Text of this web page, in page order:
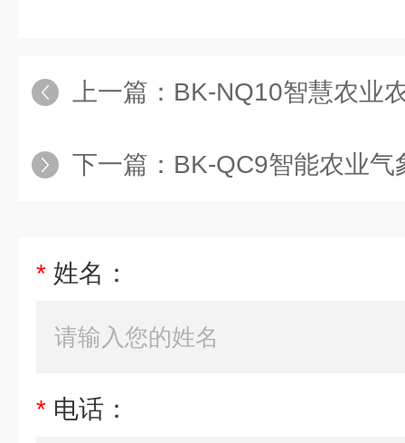
上一篇： BK-NQ10智慧农业
下一篇： BK-QC9智能农业气
* 姓名：
* 电话：